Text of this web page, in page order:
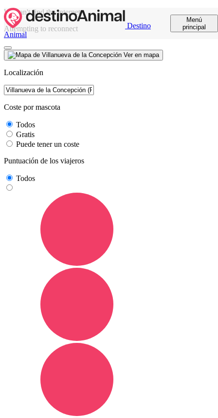
Destino
Animal
Menú
principal
We can't find the internet
Attempting to reconnect
Ver en mapa
Localización
Coste por mascota
Todos
Gratis
Puede tener un coste
Puntuación de los viajeros
Todos